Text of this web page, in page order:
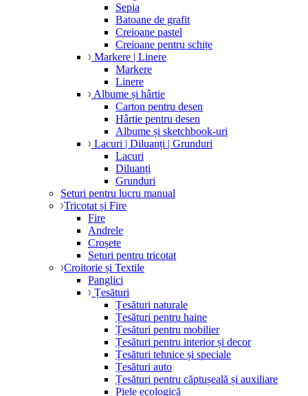
Sepia
Batoane de grafit
Creioane pastel
Creioane pentru schițe
Markere | Linere
Markere
Linere
Albume și hârtie
Carton pentru desen
Hârtie pentru desen
Albume și sketchbook-uri
Lacuri | Diluanți | Grunduri
Lacuri
Diluanți
Grunduri
Seturi pentru lucru manual
Tricotat și Fire
Fire
Andrele
Croșete
Seturi pentru tricotat
Croitorie și Textile
Panglici
Țesături
Țesături naturale
Țesături pentru haine
Țesături pentru mobilier
Țesături pentru interior și decor
Țesături tehnice și speciale
Țesături auto
Țesături pentru căptușeală și auxiliare
Piele ecologică